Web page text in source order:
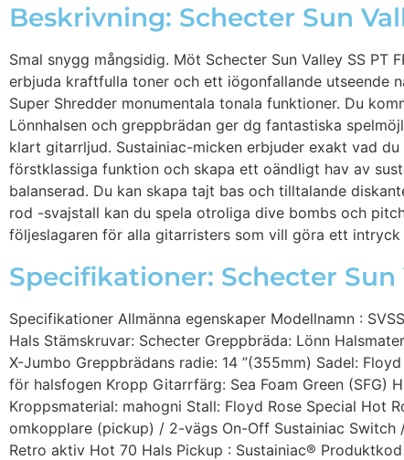
Beskrivning: Schecter Sun
Smal snygg mångsidig. Möt Schecter Sun Valley SS
erbjuda kraftfulla toner och ett iögonfallande utseende
Super Shredder monumentala tonala funktioner. Du
Lönnhalsen och greppbrädan ger dg fantastiska
klart gitarrljud. Sustainiac-micken erbjuder exakt vad
förstklassiga funktion och skapa ett oändligt hav av
balanserad. Du kan skapa tajt bas och tilltalande
rod -svajstall kan du spela otroliga dive bombs och
följeslagaren för alla gitarristers som vill göra ett
Specifikationer: Schecter Sun
Specifikationer Allmänna egenskaper Modellnamn :
Hals Stämskruvar: Schecter Greppbräda: Lönn
X-Jumbo Greppbrädans radie: 14 ”(355mm) Sadel:
för halsfogen Kropp Gitarrfärg: Sea Foam Green (SFG)
Kroppsmaterial: mahogni Stall: Floyd Rose Special Hot
omkopplare (pickup) / 2-vägs On-Off Sustainiac Switch
Retro aktiv Hot 70 Hals Pickup : Sustainiac® Produktkod